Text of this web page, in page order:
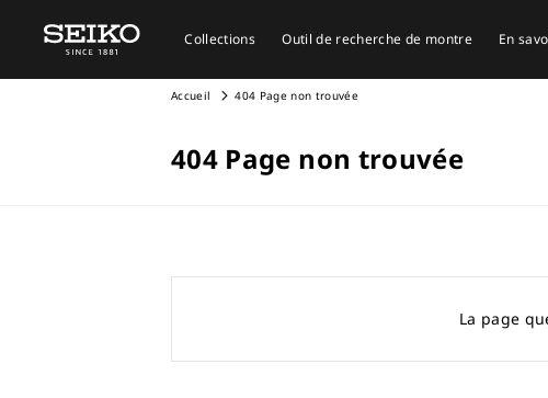
Collections Outil de recherche de montre En
Accueil 404 Page non trouvée
404 Page non trouvée
La page